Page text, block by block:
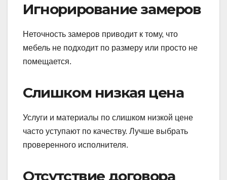
Игнорирование замеров
Неточность замеров приводит к тому, что
мебель не подходит по размеру или просто не
помещается.
Слишком низкая цена
Услуги и материалы по слишком низкой цене
часто уступают по качеству. Лучше выбрать
проверенного исполнителя.
Отсутствие договора